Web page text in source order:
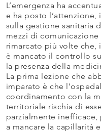
L’emergenza ha
e ha posto l’attenzione,
sulla gestione sanitaria
mezzi di comunicazione
rimarcato più volte che,
è mancato il controllo
la presenza della
La prima lezione che
imparato è che
coordinamento con la
territoriale rischia di
parzialmente inefficace,
a mancare la capillarità